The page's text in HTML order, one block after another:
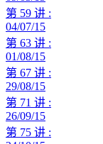
第 59 讲 :
04/07/15
第 63 讲 :
01/08/15
第 67 讲 :
29/08/15
第 71 讲 :
26/09/15
第 75 讲 :